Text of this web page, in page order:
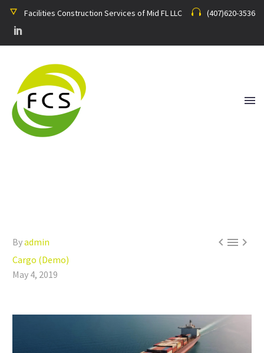
Facilities Construction Services of Mid FL LLC (407)620-3536
Home
Cargo (Demo)
Our Team Expands (Demo)

Byadmin
Cargo (Demo)
May 4, 2019